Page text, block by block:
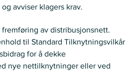
avviser klagers krav.
av distribusjonsnett.
til Standard Tilknytningsvilkår
for å dekke
nye nettilknytninger eller ved